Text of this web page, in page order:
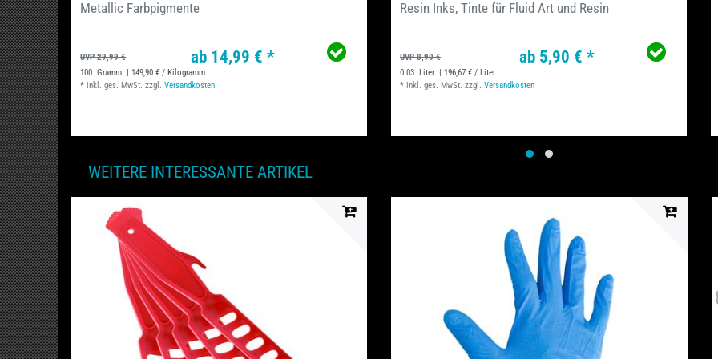
Metallic Farbpigmente
UVP 29,99 € ab 14,99 € *
100 Gramm | 149,90 € / Kilogramm
*inkl. ges. MwSt. zzgl.Versandkosten
Resin Inks, Tinte für Fluid Art und Resin
UVP 8,90 € ab 5,90 € *
0.03 Liter | 196,67 € / Liter
*inkl. ges. MwSt. zzgl.Versandkosten
WEITERE INTERESSANTE ARTIKEL